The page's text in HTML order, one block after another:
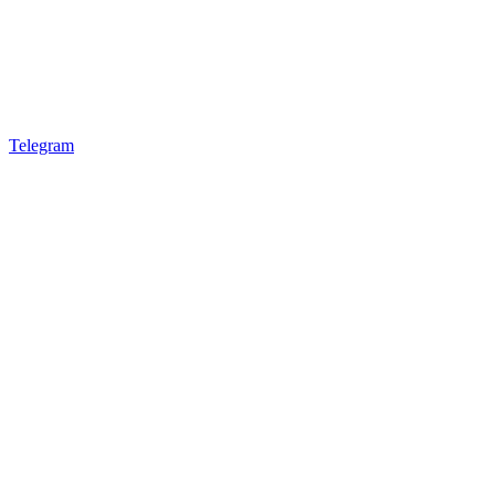
Telegram